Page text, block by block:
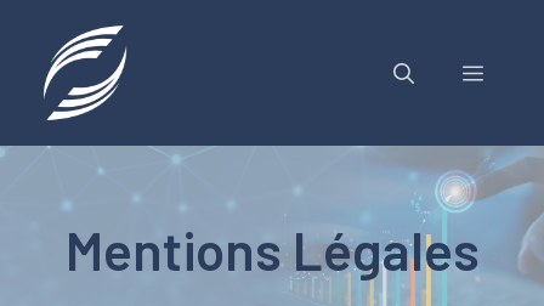
contenu
MENU
Mentions Légales